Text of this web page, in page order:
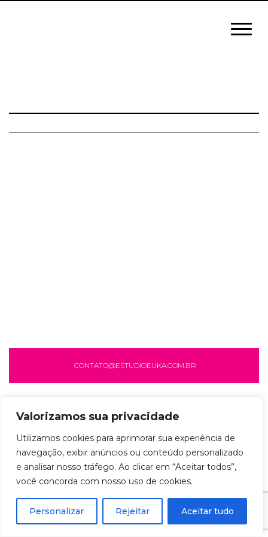
Valorizamos sua privacidade
Utilizamos cookies para aprimorar sua experiência de
navegação, exibir anúncios ou conteúdo personalizado
e analisar nosso tráfego. Ao clicar em “Aceitar todos”,
você concorda com nosso uso de cookies.
Personalizar Rejeitar Aceitar tudo
CONTATO@ESTUDIOEUKA.COM.BR